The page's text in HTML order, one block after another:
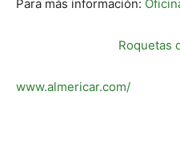
Para más información:
Roquetas
www.almericar.com/